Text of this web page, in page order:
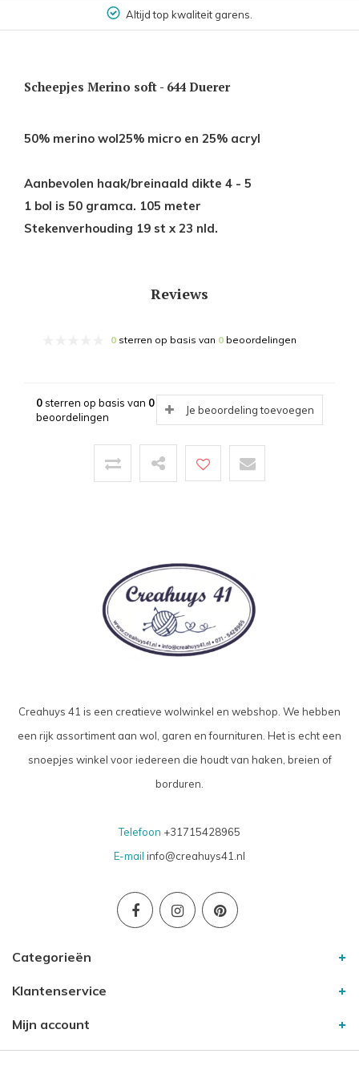
Altijd top kwaliteit garens.
Scheepjes Merino soft - 644 Duerer
50% merino wol25% micro en 25% acryl
Aanbevolen haak/breinaald dikte 4 - 5
1 bol is 50 gramca. 105 meter
Stekenverhouding 19 st x 23 nld.
Reviews
0 sterren op basis van 0 beoordelingen
0sterren op basis van 0
beoordelingen
Je beoordeling toevoegen
Creahuys 41 is een creatieve wolwinkel en webshop. We hebben
een rijk assortiment aan wol, garen en fournituren. Het is echt een
snoepjes winkel voor iedereen die houdt van haken, breien of
borduren.
Telefoon +31715428965
E-mail info@creahuys41.nl
Categorieën
Klantenservice
Mijn account